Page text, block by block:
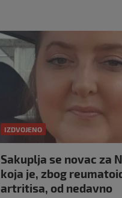
IZDVOJENO
Sakuplja se novac za
koja je, zbog
artritisa, od nedavno